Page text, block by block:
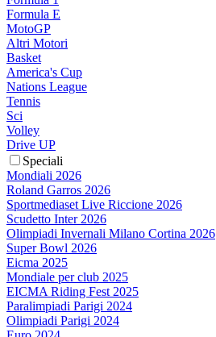
Formula E
MotoGP
Altri Motori
Basket
America's Cup
Nations League
Tennis
Sci
Volley
Drive UP
Speciali
Mondiali 2026
Roland Garros 2026
Sportmediaset Live Riccione 2026
Scudetto Inter 2026
Olimpiadi Invernali Milano Cortina 2026
Super Bowl 2026
Eicma 2025
Mondiale per club 2025
EICMA Riding Fest 2025
Paralimpiadi Parigi 2024
Olimpiadi Parigi 2024